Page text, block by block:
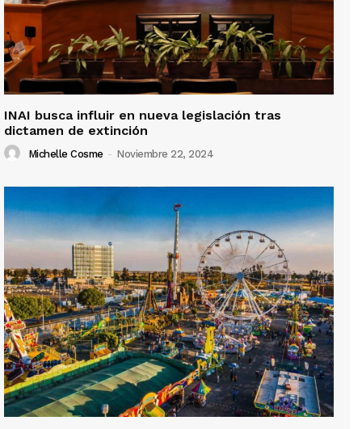
INAI busca influir en nueva legislación tras
dictamen de extinción
Michelle Cosme - Noviembre 22, 2024